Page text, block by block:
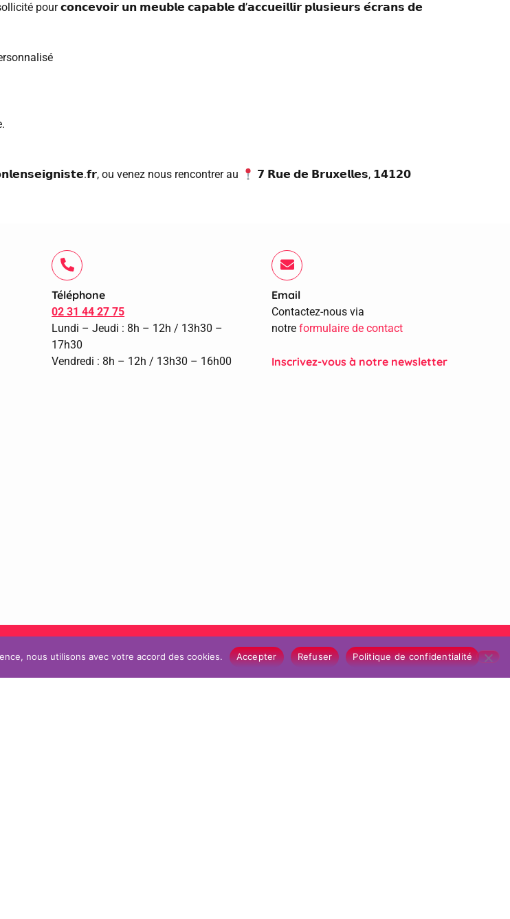
pour 𝗰𝗼𝗻𝗰𝗲𝘃𝗼𝗶𝗿 𝘂𝗻 𝗺𝗲𝘂𝗯𝗹𝗲 𝗰𝗮𝗽𝗮𝗯𝗹𝗲 𝗱’𝗮𝗰𝗰𝘂𝗲𝗶𝗹𝗹𝗶𝗿 𝗽𝗹𝘂𝘀𝗶𝗲𝘂𝗿𝘀 𝗲́𝗰𝗿𝗮𝗻𝘀 𝗱𝗲
ou venez nous rencontrer au
𝟳 𝗥𝘂𝗲 𝗱𝗲 𝗕𝗿𝘂𝘅𝗲𝗹𝗹𝗲𝘀, 𝟭𝟰𝟭𝟮𝟬
Téléphone
02 31 44 27 75
Lundi – Jeudi : 8h – 12h / 13h30 –
17h30
Vendredi : 8h – 12h / 13h30 – 16h00
Email
Contactez-nous via
notreformulaire de contact
Inscrivez-vous à notre newsletter​
nous utilisons avec votre accord des cookies. Accepter Refuser Politique de confidentialité